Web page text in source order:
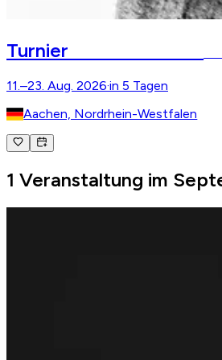
Turnier
11.–23. Aug. 2026·in 5 Tagen
Aachen, Nordrhein-Westfalen
1 Veranstaltung im